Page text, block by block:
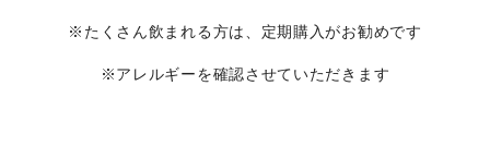
※たくさん飲まれる方は、定期購入がお勧めです
※アレルギーを確認させていただきます